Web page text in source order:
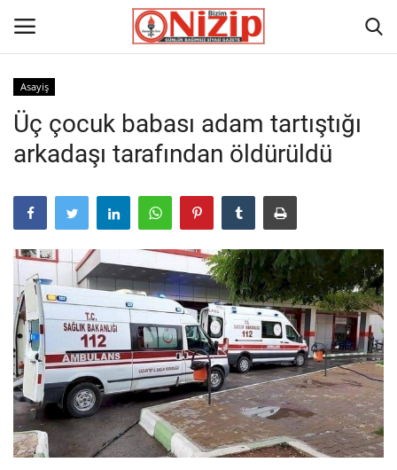
Ana
GÜNDEM
Gazete
Asayiş
Ulusalhaber
Siyaset
Ekonomi
Spor
Asayiş
Üç çocuk babası adam tartıştığı
arkadaşı tarafından öldürüldü